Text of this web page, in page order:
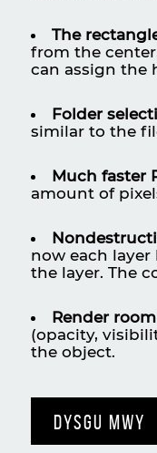
The
from the
can assign the
Folder
similar to the
Much faster
amount of
now each
the layer. The
Render
(opacity,
the object.
DYSGU MWY